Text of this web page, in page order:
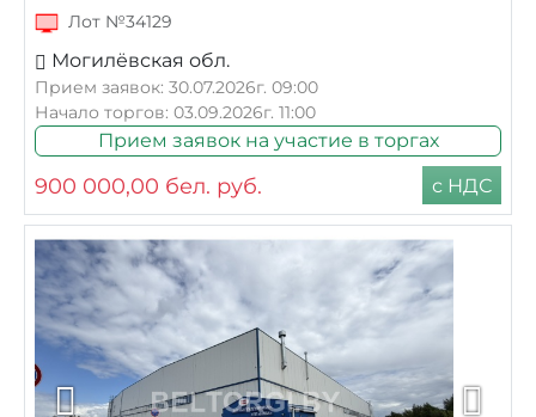
Лот №34129
Могилёвская обл.
Прием заявок: 30.07.2026г. 09:00
Начало торгов: 03.09.2026г. 11:00
Прием заявок на участие в торгах
900 000,00 бел. руб. с НДС